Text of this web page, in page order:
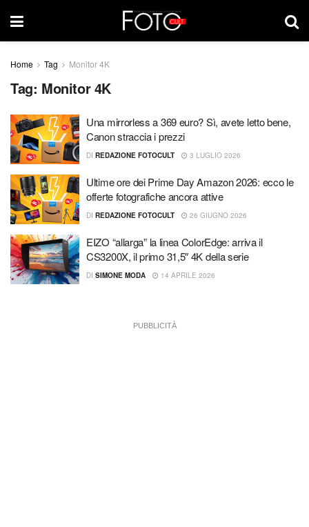
Home Tag Monitor 4K
Tag: Monitor 4K
Una mirrorless a 369 euro? Sì, avete letto bene,
Canon straccia i prezzi
DI REDAZIONE FOTOCULT 3 LUGLIO 2026
Ultime ore dei Prime Day Amazon 2026: ecco le
offerte fotografiche ancora attive
DI REDAZIONE FOTOCULT 26 GIUGNO 2026
EIZO “allarga” la linea ColorEdge: arriva il
CS3200X, il primo 31,5″ 4K della serie
DI SIMONE MODA 14 APRILE 2026
PUBBLICITÀ